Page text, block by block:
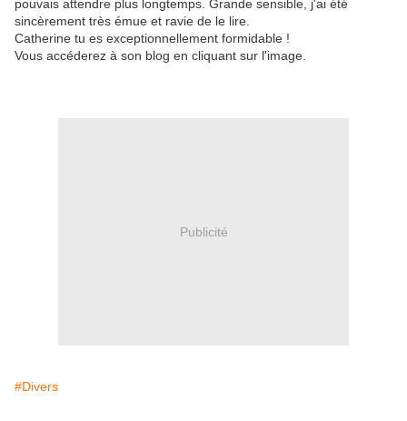
pouvais attendre plus longtemps. Grande sensible, j'ai été
sincèrement très émue et ravie de le lire.
Catherine tu es exceptionnellement formidable !
Vous accéderez à son blog en cliquant sur l'image.
Publicité
#Divers